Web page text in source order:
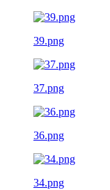
39.png
37.png
36.png
34.png